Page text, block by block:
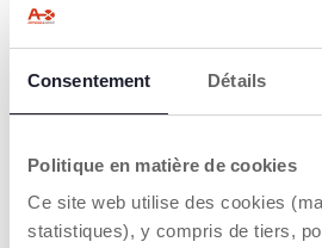
Consentement Détails
Politique en matière de cookies
Ce site web utilise des cookies
statistiques), y compris de tiers,
Il existe également des
Allongez le bébé sur le
dans une couverture, en
jambes ou dans vos bras.
de vous à l'aide d'un
berçant et en lui
sans le secouer.